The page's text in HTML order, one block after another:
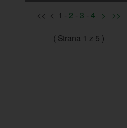
<< < 1 - 2 - 3 - 4 >
>>
( Strana 1 z 5 )